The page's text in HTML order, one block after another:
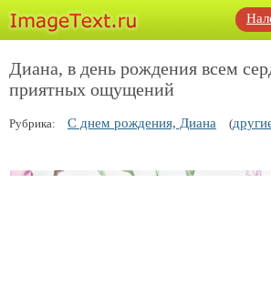
Диана, в день рождения всем
приятных ощущений
Рубрика: С днем рождения, Диана (